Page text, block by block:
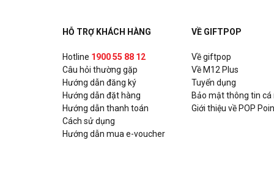
HỖ TRỢ KHÁCH HÀNG
Hotline 1900 55 88 12
Câu hỏi thường gặp
Hướng dẫn đăng ký
Hướng dẫn đặt hàng
Hướng dẫn thanh toán
Cách sử dụng
Hướng dẫn mua e-voucher
VỀ GIFTPOP
Về giftpop
Về M12 Plus
Tuyển dụng
Bảo mật thông tin cá
Giới thiệu về POP